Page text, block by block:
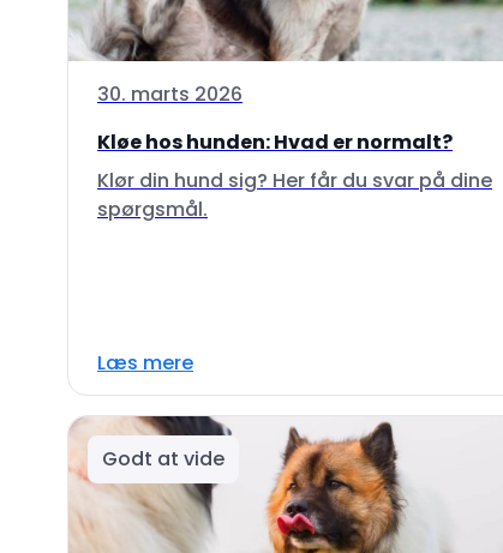
30. marts 2026
Kløe hos hunden: Hvad er normalt?
Klør din hund sig? Her får du svar på dine
spørgsmål.
Læs mere
Godt at vide